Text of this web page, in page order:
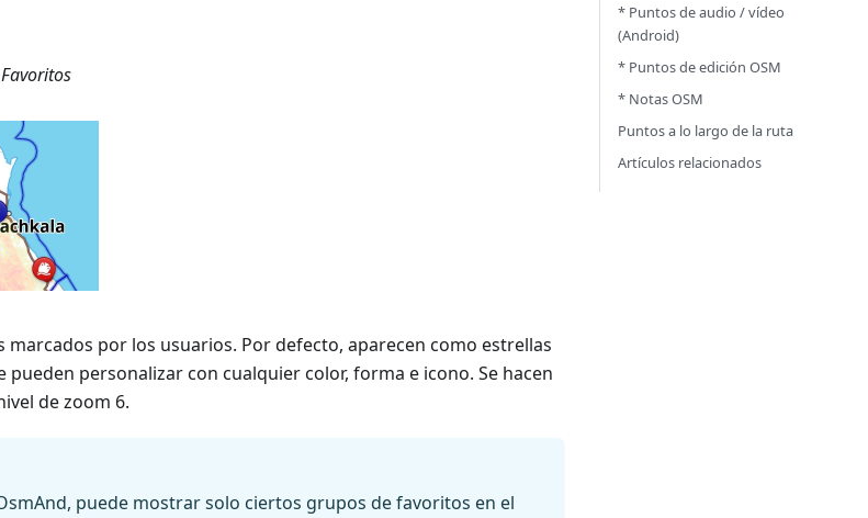
marcados por los usuarios. Por defecto, aparecen como estrellas
pueden personalizar con cualquier color, forma e icono. Se hacen
de zoom 6.
puede mostrar solo ciertos grupos de favoritos en el
* Puntos de audio / vídeo
(Android)
* Puntos de edición OSM
* Notas OSM
Puntos a lo largo de la ruta
Artículos relacionados